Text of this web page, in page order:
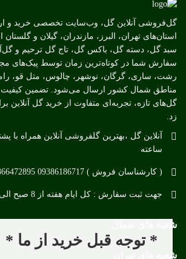
گل‌فروشی آنلاین گل، وب‌سایت تخصصی خرید و
استان‌های تهران، البرز، مازندران، گیلان و گلستان
سبد گل، دسته گل، باکس گل، تاج گل ترحیم و
سفارش شما در کوتاه‌ترین زمان توسط پیک‌های
رشت، ساری، گرگان، نوشهر، چالوس، متل قو،
مناطق شمال کشور ارسال می‌شود. تضمین کیفیت،
گل‌های تازه، تجربه‌ای متفاوت از خرید گل آنلاین
زد.
ساعته
( کارشناسان فروش ) 09386186717 09366472895
جهت ثبت سفارش : کل ایام هفته از 8 صبح الی 23 شب
شعبه های شمال
شعبه های تهران
* توجه قبل خرید از ما *